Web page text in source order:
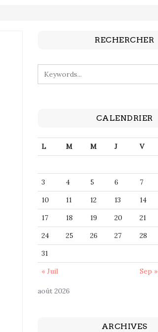
RECHERCHER
CALENDRIER
août 2026
L M M J V
3
4 5 6 7
10
11 12 13 14
17
18 19 20 21
24
25 26 27 28
31
« Juil
Sep »
ARCHIVES